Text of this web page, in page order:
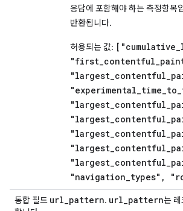
응답에 포함해야 하는 측정항목
반환됩니다.
허용되는 값:
"navigation_types",
통합 필드 url_pattern. url_pattern는